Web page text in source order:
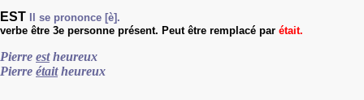
EST
Il se prononce [è].
verbe être 3e personne présent. Peut être remplacé par était.
Pierre estheureux
Pierre étaitheureux